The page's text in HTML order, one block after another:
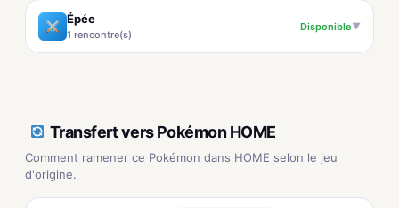
Épée
1 rencontre(s)
Disponible▼
Transfert vers Pokémon HOME
Comment ramener ce Pokémon dans HOME selon le jeu
d'origine.